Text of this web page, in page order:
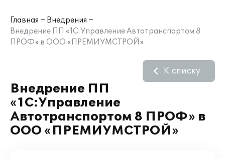
Главная
Внедрения
Внедрение ПП «1С:Управление Автотранспортом 8
ПРОФ» в ООО «ПРЕМИУМСТРОЙ»
Внедрение ПП
«1С:Управление
Автотранспортом 8 ПРОФ» в
ООО «ПРЕМИУМСТРОЙ»
К списку